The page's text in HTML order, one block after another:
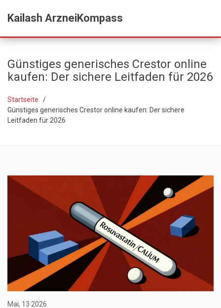
Kailash ArzneiKompass
Günstiges generisches Crestor online
kaufen: Der sichere Leitfaden für 2026
Startseite
Günstiges generisches Crestor online kaufen: Der sichere
Leitfaden für 2026
Mai, 13 2026